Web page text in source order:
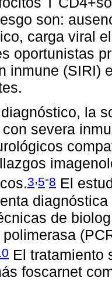
son:
carga viral
oportunistas
inmune (SIRI)
la
severa
3,5-8 El
de
El tratamiento
foscarnet